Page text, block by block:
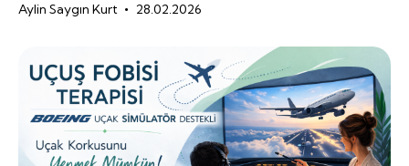
Aylin Saygın Kurt 28.02.2026